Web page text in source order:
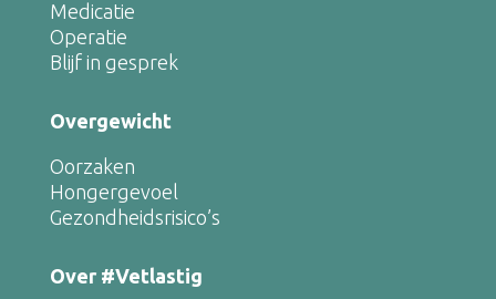
Medicatie
Operatie
Blijf in gesprek
Overgewicht
Oorzaken
Hongergevoel
Gezondheidsrisico’s
Over #Vetlastig